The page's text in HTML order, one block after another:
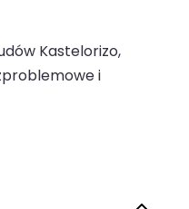
Kastelorizo,
i